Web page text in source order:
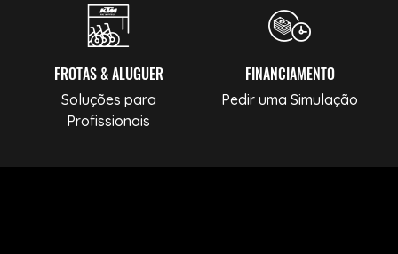
FROTAS & ALUGUER
Soluções para
Profissionais
FINANCIAMENTO
Pedir uma Simulação